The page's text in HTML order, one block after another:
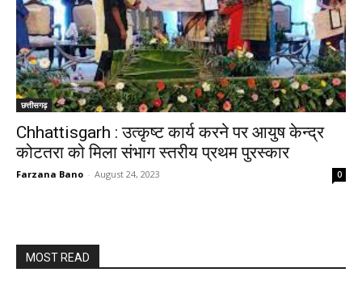
छत्तीसगढ़
Chhattisgarh : उत्कृष्ट कार्य करने पर आयुष केन्द्र
कोटतरा को मिला संभाग स्तरीय प्रथम पुरस्कार
Farzana Bano - August 24, 2023 0
MOST READ